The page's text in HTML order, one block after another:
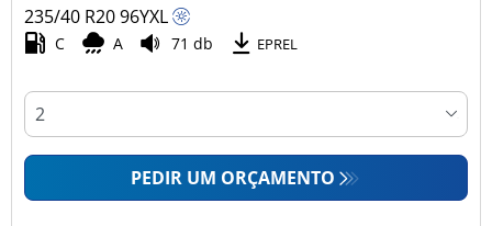
235/40 R2096YXL
C A 71 db EPREL
PEDIR UM ORÇAMENTO